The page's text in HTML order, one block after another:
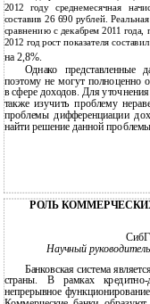
2012 году среднемесячная
составив 26 690 рублей.
сравнению с декабрем 2011
2012 год рост показателя
на 2,8%.
Однако представленные
поэтому не могут полноценно
в сфере доходов. Для
также изучить проблему
проблемы дифференциации
найти решение данной
РОЛЬ
Научный
Банковская система
страны. В рамках кредитно-
непрерывное